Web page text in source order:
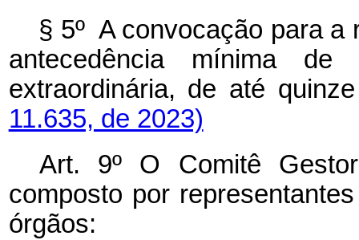
§ 5º A convocação para a
antecedência mínima
extraordinária, de até
11.635, de 2023)
Art. 9º O Comitê
composto por
órgãos: